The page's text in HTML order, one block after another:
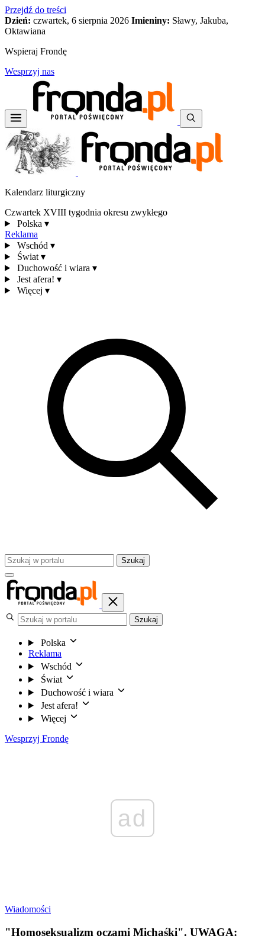
Przejdź do treści
Dzień: czwartek, 6 sierpnia 2026 Imieniny: Sławy, Jakuba,
Oktawiana
Wspieraj Frondę
Wesprzyj nas
Kalendarz liturgiczny
Czwartek XVIII tygodnia okresu zwykłego
Polska ▾
Reklama
Wschód ▾
Świat ▾
Duchowość i wiara ▾
Jest afera! ▾
Więcej ▾
Szukaj
Szukaj
Polska
Reklama
Wschód
Świat
Duchowość i wiara
Jest afera!
Więcej
Wesprzyj Frondę
ad
Wiadomości
"Homoseksualizm oczami Michaśki". UWAGA: